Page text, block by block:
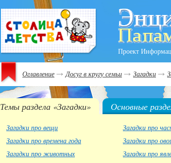
Проект
Оглавление Досуг в кругу семьи Загадки
Темы раздела «Загадки» Основные
Загадки про вещи
Загадки про времена года
Загадки про животных
Загадки про
Загадки про
Загадки про